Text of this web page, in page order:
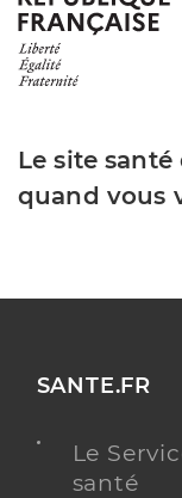
Le site santé
quand vous
SANTE.FR
Le
santé